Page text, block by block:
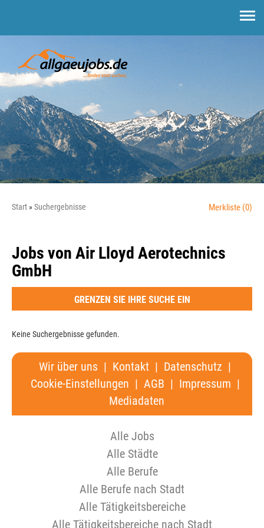
Start Suchergebnisse Merkliste (0)
Jobs von Air Lloyd Aerotechnics
GmbH
GRENZEN SIE IHRE SUCHE EIN
Keine Suchergebnisse gefunden.
Wir über uns | Kontakt | Datenschutz |
Cookie-Einstellungen | AGB | Impressum |
Mediadaten
Alle Jobs
Alle Städte
Alle Berufe
Alle Berufe nach Stadt
Alle Tätigkeitsbereiche
Alle Tätigkeitsbereiche nach Stadt